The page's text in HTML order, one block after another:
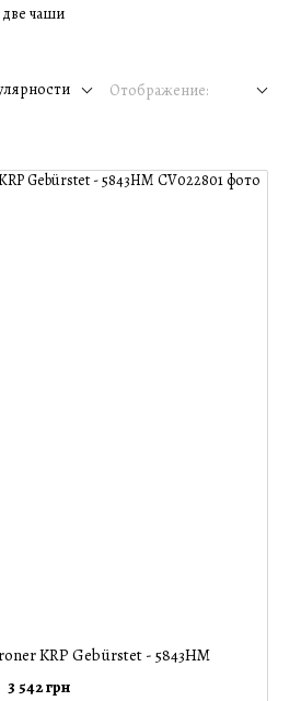
чаши
Отображение:
KRP Gebürstet - 5843HM
3 542 грн